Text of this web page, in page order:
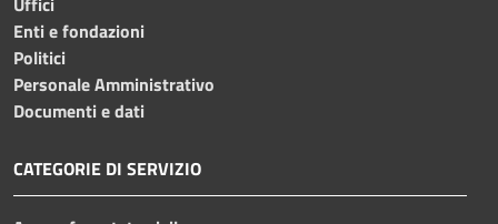
Enti e fondazioni
Politici
Personale Amministrativo
Documenti e dati
CATEGORIE DI SERVIZIO